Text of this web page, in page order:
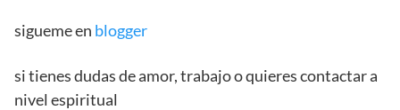
sigueme en blogger
si tienes dudas de amor, trabajo o quieres contactar a
nivel espiritual